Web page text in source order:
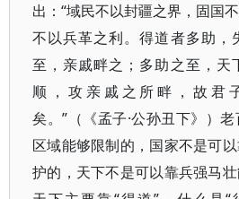
出：“域民不以封疆之界，固国
不以兵革之利。得道者多助，
至，亲戚畔之；多助之至，天
顺，攻亲戚之所畔，故君
矣。”（《孟子·公孙丑下》）
区域能够限制的，国家不是可
护的，天下不是可以靠兵强马